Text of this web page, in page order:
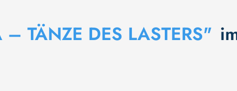
– TÄNZE DES LASTERS"